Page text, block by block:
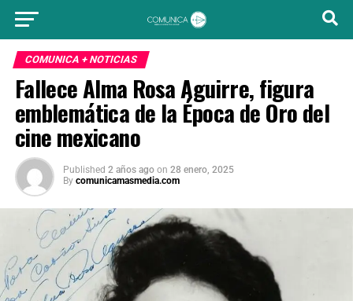
COMUNICA + NOTICIAS
Fallece Alma Rosa Aguirre, figura
emblemática de la Época de Oro del
cine mexicano
Published 2 años ago on 28 enero, 2025
By comunicamasmedia.com